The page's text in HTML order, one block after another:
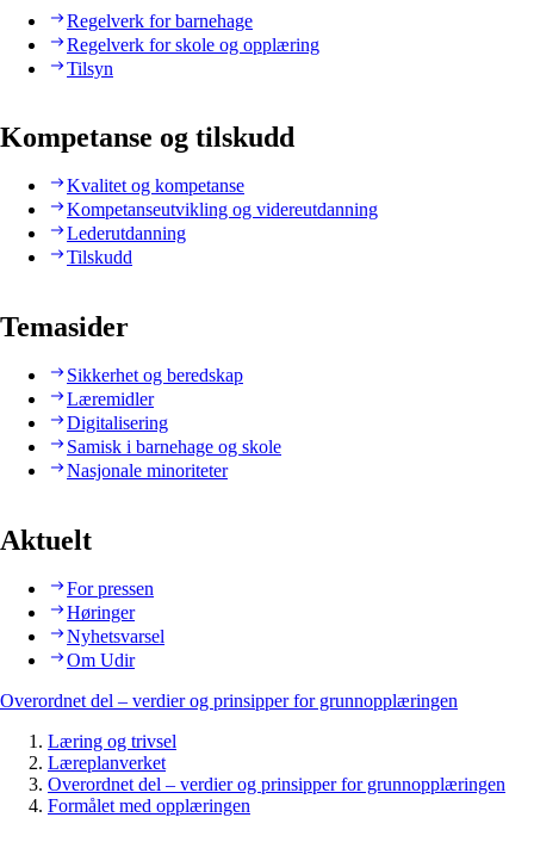
Regelverk for barnehage
Regelverk for skole og opplæring
Tilsyn
Kompetanse og tilskudd
Kvalitet og kompetanse
Kompetanseutvikling og videreutdanning
Lederutdanning
Tilskudd
Temasider
Sikkerhet og beredskap
Læremidler
Digitalisering
Samisk i barnehage og skole
Nasjonale minoriteter
Aktuelt
For pressen
Høringer
Nyhetsvarsel
Om Udir
Overordnet del – verdier og prinsipper for grunnopplæringen
Læring og trivsel
Læreplanverket
Overordnet del – verdier og prinsipper for grunnopplæringen
Formålet med opplæringen